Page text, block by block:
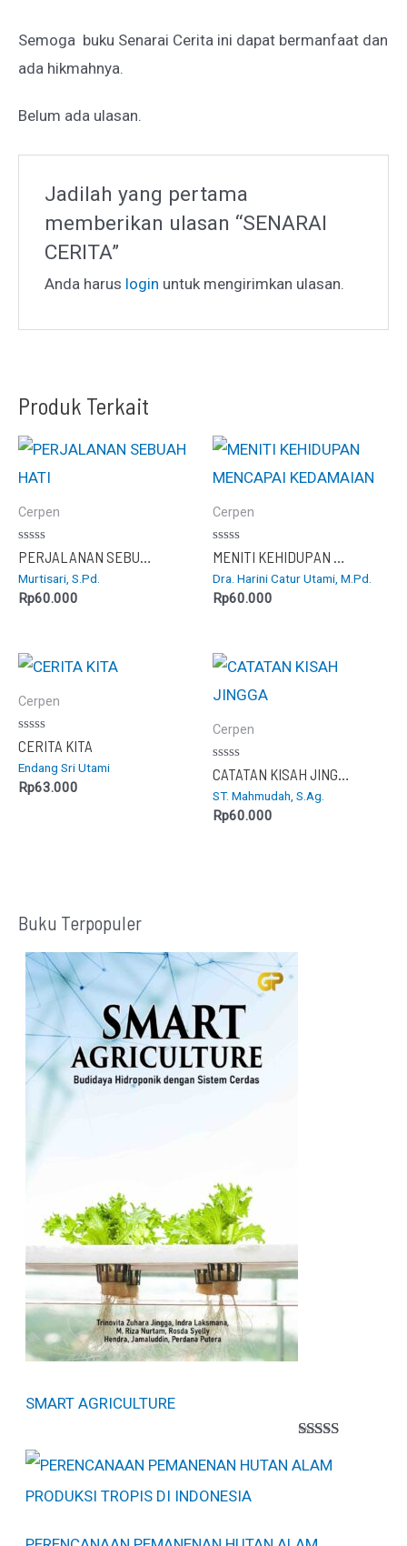
Semoga buku Senarai Cerita ini dapat bermanfaat dan
ada hikmahnya.
Belum ada ulasan.
Jadilah yang pertama
memberikan ulasan “SENARAI
CERITA”
Anda harus login untuk mengirimkan ulasan.
Produk Terkait
Cerpen
Dinilai
0
dari
5
Murtisari, S.Pd.
Rp60.000
Cerpen
Dinilai
0
dari
5
Dra. Harini Catur Utami, M.Pd.
Rp60.000
Cerpen
Dinilai
0
dari
5
CERITA KITA
Endang Sri Utami
Rp63.000
Cerpen
Dinilai
0
dari
5
ST. Mahmudah, S.Ag.
Rp60.000
Buku Terpopuler
SMART AGRICULTURE
5.00dari 5